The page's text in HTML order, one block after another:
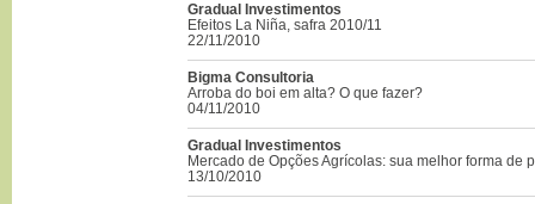
Gradual Investimentos
Efeitos La Niña, safra 2010/11
22/11/2010
Bigma Consultoria
Arroba do boi em alta? O que fazer?
04/11/2010
Gradual Investimentos
Mercado de Opções Agrícolas: sua melhor forma de
13/10/2010